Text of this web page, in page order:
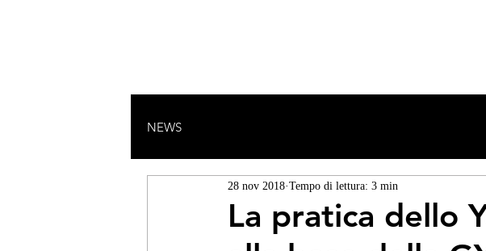
NEWS
La pratica dello
28 nov 2018 Tempo di lettura: 3 min